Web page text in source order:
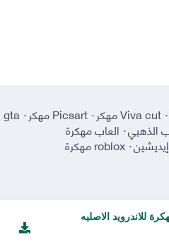
للاندرويد الاصليه
·Viva cut مهكر ·Picsart مهكر ·
gta
الذهبي· العاب مهكرة
·roblox مهكرة